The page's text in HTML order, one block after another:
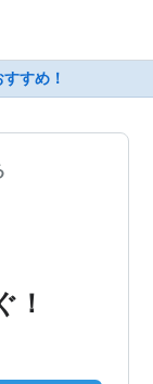
すめ！
！